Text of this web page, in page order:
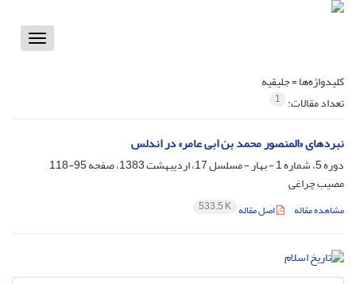
Toggle
کلیدواژه‌ها =جلیقیه
تعداد مقالات: 1
نبردهاى «المنصور محمد بن ابى عامر» در اندلس
دوره 5، شماره 1 - بهار - مسلسل 17، اردیبهشت 1383، صفحه
95-118
مصیب چراغی
مشاهده مقاله اصل مقاله 533.5 K